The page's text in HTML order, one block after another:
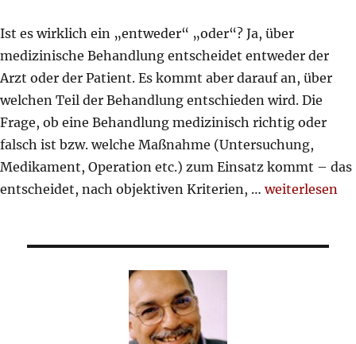
Ist es wirklich ein „entweder“ „oder“? Ja, über
medizinische Behandlung ent­scheidet entweder der
Arzt oder der Patient. Es kommt aber darauf an, über
welchen Teil der Behandlung entschieden wird. Die
Frage, ob eine Behandlung medizinisch richtig oder
falsch ist bzw. welche Maßnahme (Untersuchung,
Medikament, Operation etc.) zum Einsatz kommt – das
entscheidet, nach objektiven Kriterien, …„Wer
weiterlesen